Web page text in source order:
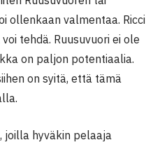
ollenkaan valmentaa. Ricci
tehdä. Ruusuvuori ei ole
on paljon potentiaalia.
on syitä, että tämä
joilla hyväkin pelaaja